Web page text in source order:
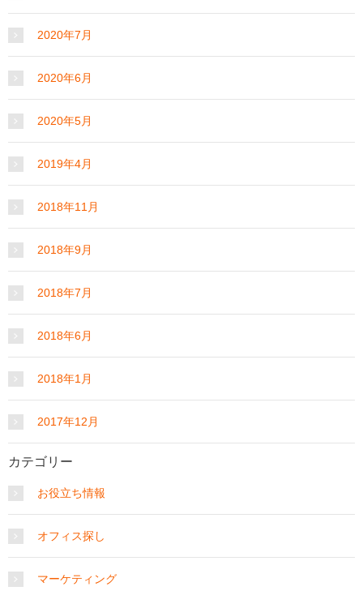
2020年7月
2020年6月
2020年5月
2019年4月
2018年11月
2018年9月
2018年7月
2018年6月
2018年1月
2017年12月
カテゴリー
お役立ち情報
オフィス探し
マーケティング